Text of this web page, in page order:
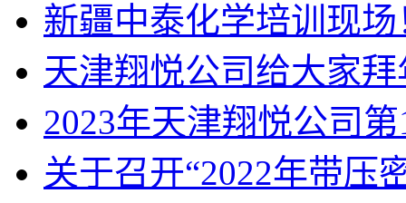
新疆中泰化学培训现场
天津翔悦公司给大家
2023年天津翔悦公司
关于召开“2022年带压